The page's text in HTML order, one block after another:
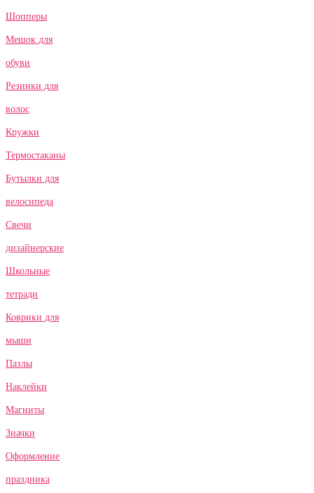
Шопперы
Мешок для
обуви
Резинки для
волос
Кружки
Термостаканы
Бутылки для
велосипеда
Свечи
дизайнерские
Школьные
тетради
Коврики для
мыши
Пазлы
Наклейки
Магниты
Значки
Оформление
праздника